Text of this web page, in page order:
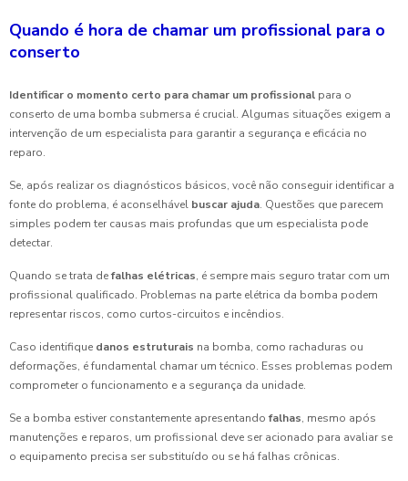
Quando é hora de chamar um profissional para o
conserto
Identificar o momento certo para chamar um profissional para o
conserto de uma bomba submersa é crucial. Algumas situações exigem a
intervenção de um especialista para garantir a segurança e eficácia no
reparo.
Se, após realizar os diagnósticos básicos, você não conseguir identificar a
fonte do problema, é aconselhável buscar ajuda. Questões que parecem
simples podem ter causas mais profundas que um especialista pode
detectar.
Quando se trata defalhas elétricas, é sempre mais seguro tratar com um
profissional qualificado. Problemas na parte elétrica da bomba podem
representar riscos, como curtos-circuitos e incêndios.
Caso identifique danos estruturais na bomba, como rachaduras ou
deformações, é fundamental chamar um técnico. Esses problemas podem
comprometer o funcionamento e a segurança da unidade.
Se a bomba estiver constantemente apresentando falhas, mesmo após
manutenções e reparos, um profissional deve ser acionado para avaliar se
o equipamento precisa ser substituído ou se há falhas crônicas.